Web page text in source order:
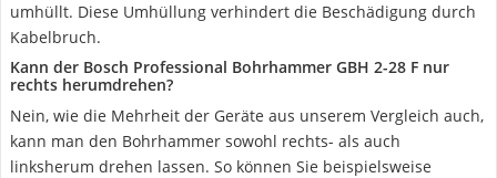
umhüllt. Diese Umhüllung verhindert die Beschädigung durch
Kabelbruch.
Kann der Bosch Professional Bohrhammer GBH 2-28 F nur
rechts herumdrehen?
Nein, wie die Mehrheit der Geräte aus unserem Vergleich auch,
kann man den Bohrhammer sowohl rechts- als auch
linksherum drehen lassen. So können Sie beispielsweise